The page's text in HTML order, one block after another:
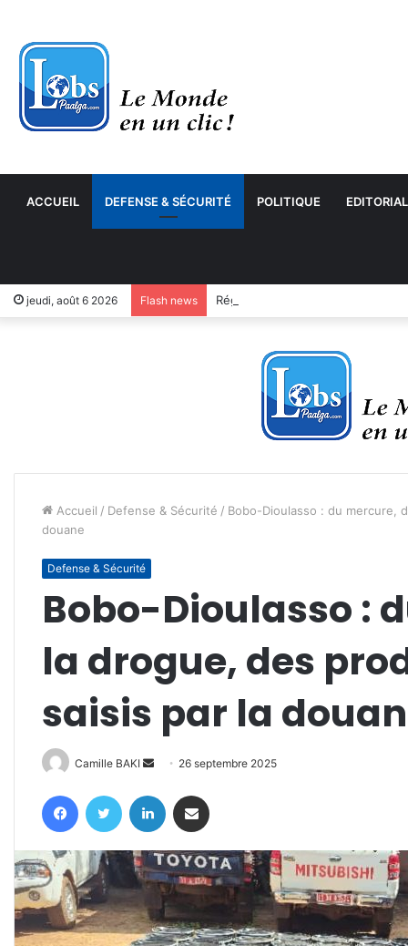
ACCUEIL DEFENSE & SÉCURITÉ POLITIQUE EDITORIAL
jeudi, août 6 2026 Flash news
Accueil / Defense & Sécurité / Bobo-Dioulasso : du mercure,
douane
Defense & Sécurité
Bobo-Dioulasso :
la drogue, des
saisis par la
Camille BAKI
Envoyer
courriel
26 septembre 2025
FacebookTwitter Linkedin